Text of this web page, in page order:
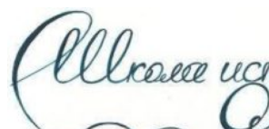
Перейти
содержимому